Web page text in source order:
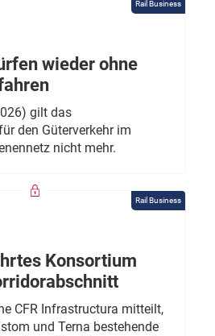
Rail Business
wieder ohne
gilt das
den Güterverkehr im
nicht mehr.
Rail Business
Konsortium
CFR Infrastructura mitteilt,
und Terna bestehende